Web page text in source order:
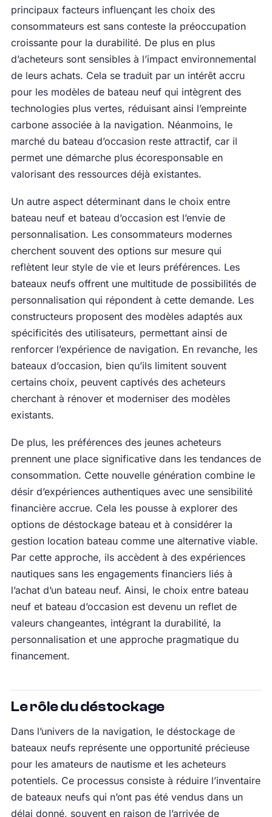
principaux facteurs influençant les choix des
consommateurs est sans conteste la préoccupation
croissante pour la durabilité. De plus en plus
d’acheteurs sont sensibles à l’impact environnemental
de leurs achats. Cela se traduit par un intérêt accru
pour les modèles de bateau neuf qui intègrent des
technologies plus vertes, réduisant ainsi l’empreinte
carbone associée à la navigation. Néanmoins, le
marché du bateau d’occasion reste attractif, car il
permet une démarche plus écoresponsable en
valorisant des ressources déjà existantes.
Un autre aspect déterminant dans le choix entre
bateau neuf et bateau d’occasion est l’envie de
personnalisation. Les consommateurs modernes
cherchent souvent des options sur mesure qui
reflètent leur style de vie et leurs préférences. Les
bateaux neufs offrent une multitude de possibilités de
personnalisation qui répondent à cette demande. Les
constructeurs proposent des modèles adaptés aux
spécificités des utilisateurs, permettant ainsi de
renforcer l’expérience de navigation. En revanche, les
bateaux d’occasion, bien qu’ils limitent souvent
certains choix, peuvent captivés des acheteurs
cherchant à rénover et moderniser des modèles
existants.
De plus, les préférences des jeunes acheteurs
prennent une place significative dans les tendances de
consommation. Cette nouvelle génération combine le
désir d’expériences authentiques avec une sensibilité
financière accrue. Cela les pousse à explorer des
options de déstockage bateau et à considérer la
gestion location bateau comme une alternative viable.
Par cette approche, ils accèdent à des expériences
nautiques sans les engagements financiers liés à
l’achat d’un bateau neuf. Ainsi, le choix entre bateau
neuf et bateau d’occasion est devenu un reflet de
valeurs changeantes, intégrant la durabilité, la
personnalisation et une approche pragmatique du
financement.
Le rôle du déstockage
Dans l’univers de la navigation, le déstockage de
bateaux neufs représente une opportunité précieuse
pour les amateurs de nautisme et les acheteurs
potentiels. Ce processus consiste à réduire l’inventaire
de bateaux neufs qui n’ont pas été vendus dans un
délai donné, souvent en raison de l’arrivée de